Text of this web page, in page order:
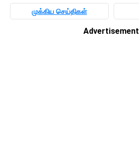
முக்கிய செய்திகள்
Advertisement